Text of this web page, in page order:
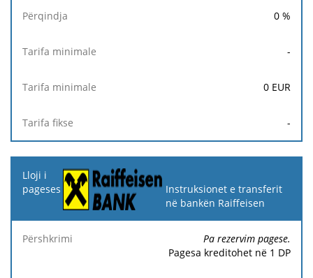
0 %
-
0 EUR
-
Instruksionet e transferit
në bankën Raiffeisen
Pa rezervim pagese.
Pagesa kreditohet në 1 DP